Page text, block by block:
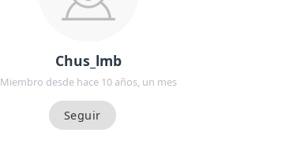
Chus_lmb
Miembro desde hace 10 años, un mes